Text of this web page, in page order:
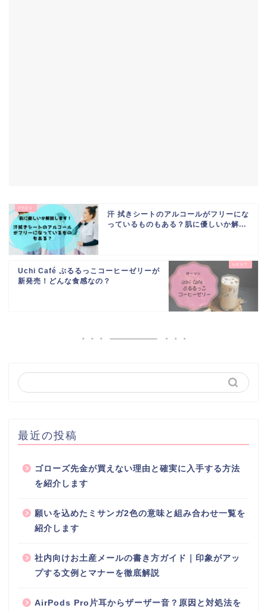
汗 拭きシートのアルコールがフリーにな
っているものもある？肌に優しいか解...
Uchi Café ぷるるっこコーヒーゼリーが
新発売！どんな食感なの？
最近の投稿
ゴローズ先金が買えない理由と確実に入手する方法
を紹介します
願いを込めたミサンガ2色の意味と組み合わせ一覧を
紹介します
社内向けお土産メールの書き方ガイド｜印象がアッ
プする文例とマナーを徹底解説
AirPods Pro片耳からザーザー音？原因と対処法を